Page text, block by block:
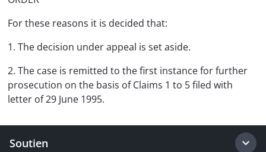
For these reasons it is decided that:
1. The decision under appeal is set aside.
2. The case is remitted to the first instance for further
prosecution on the basis of Claims 1 to 5 filed with
letter of 29 June 1995.
Soutien